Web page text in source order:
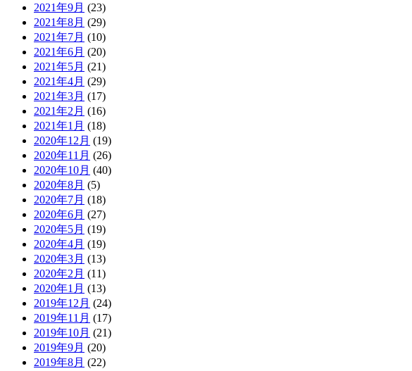
2021年9月 (23)
2021年8月 (29)
2021年7月 (10)
2021年6月 (20)
2021年5月 (21)
2021年4月 (29)
2021年3月 (17)
2021年2月 (16)
2021年1月 (18)
2020年12月 (19)
2020年11月 (26)
2020年10月 (40)
2020年8月 (5)
2020年7月 (18)
2020年6月 (27)
2020年5月 (19)
2020年4月 (19)
2020年3月 (13)
2020年2月 (11)
2020年1月 (13)
2019年12月 (24)
2019年11月 (17)
2019年10月 (21)
2019年9月 (20)
2019年8月 (22)